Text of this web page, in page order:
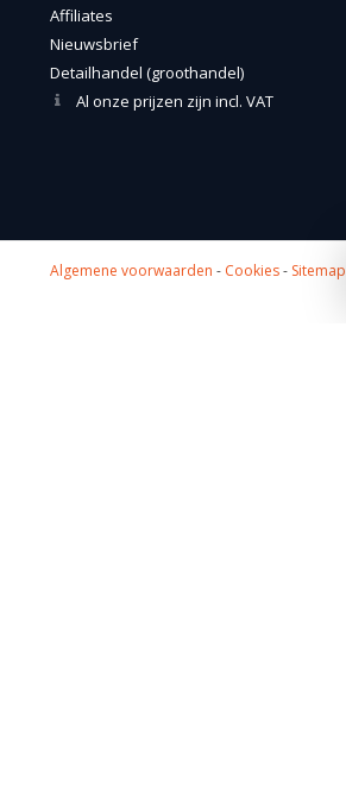
Affiliates
Nieuwsbrief
Detailhandel (groothandel)
Al onze prijzen zijn incl. VAT
Algemene voorwaarden - Cookies- Sitemap